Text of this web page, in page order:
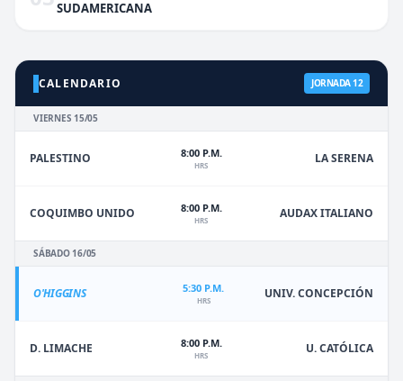
SUDAMERICANA
CALENDARIO JORNADA 12
VIERNES 15/05
PALESTINO 8:00 P.M.
HRS LA SERENA
COQUIMBO UNIDO 8:00 P.M.
HRS AUDAX ITALIANO
SÁBADO 16/05
O'HIGGINS 5:30 P.M.
HRS UNIV. CONCEPCIÓN
D. LIMACHE 8:00 P.M.
HRS U. CATÓLICA